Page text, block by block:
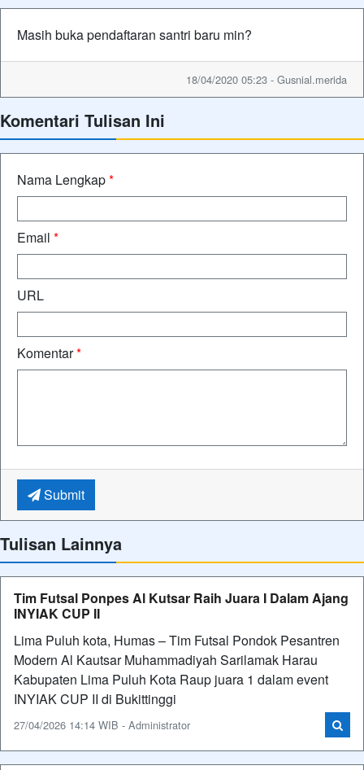
Masih buka pendaftaran santri baru min?
18/04/2020 05:23 - Gusnial.merida
Komentari Tulisan Ini
Nama Lengkap*
Email *
URL
Komentar*
Submit
Tulisan Lainnya
Tim Futsal Ponpes Al Kutsar Raih Juara I Dalam Ajang
INYIAK CUP II
Lima Puluh kota, Humas – Tim Futsal Pondok Pesantren
Modern Al Kautsar Muhammadiyah Sarilamak Harau
Kabupaten Lima Puluh Kota Raup juara 1 dalam event
INYIAK CUP II di Bukittinggi
27/04/2026 14:14 WIB - Administrator